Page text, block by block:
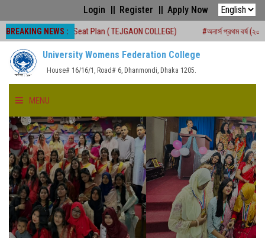
Login Register Apply Now
BREAKING NEWS :
Exam Seat Plan ( TEJGAON COLLEGE) #অনার্স প্রথম বর্ষ (২০২৫-২৬)
University Womens Federation College
House# 16/16/1, Road# 6, Dhanmondi, Dhaka 1205.
MENU
HOME
ABOUT US
FACULTIES
ACADEMICS